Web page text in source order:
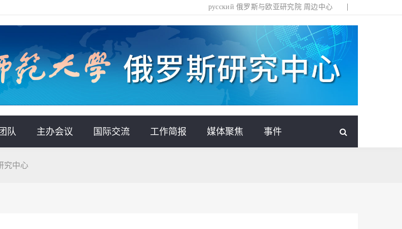
русский 俄罗斯与欧亚研究院 周边中心
队 主办会议 国际交流 工作简报 媒体聚焦 事件
究中心